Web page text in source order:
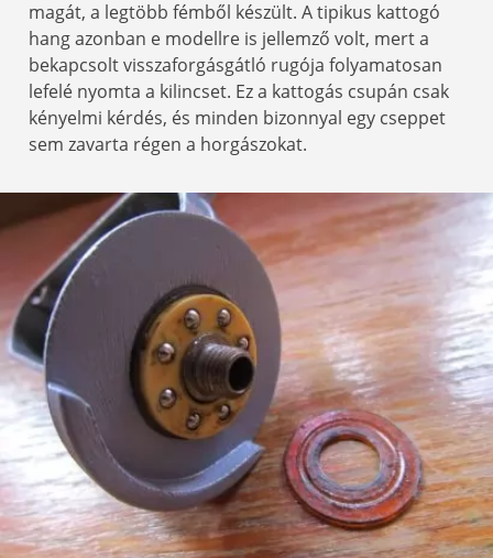
magát, a legtöbb fémből készült. A tipikus kattogó
hang azonban e modellre is jellemző volt, mert a
bekapcsolt visszaforgásgátló rugója folyamatosan
lefelé nyomta a kilincset. Ez a kattogás csupán csak
kényelmi kérdés, és minden bizonnyal egy cseppet
sem zavarta régen a horgászokat.